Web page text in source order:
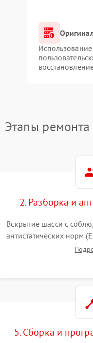
Этапы
2. Разборка и
Вскрытие шасси с
антистатических норм
материнской платы,
5. Сборка и